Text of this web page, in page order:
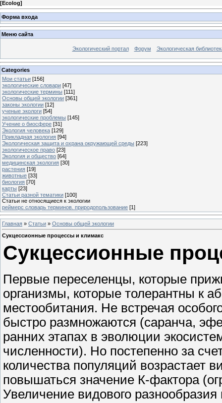
[Ecolog]
Форма входа
Меню сайта
Экологический портал Форум Экологическая
Categories
Мои статьи [156]
экологические словари [47]
экологические термины [111]
Основы общей экологии [361]
законы экологии [12]
ученые экологи [54]
экологические проблемы [145]
Учение о биосфере [31]
Экология человека [129]
Прикладная экология [94]
Экологическая защита и охрана окружающей среды [223]
экологическое право [23]
Экология и общество [64]
медицинская экология [30]
растения [19]
животные [33]
биология [70]
карты [23]
Статьи разной тематики [100]
Статьи не относящиеся к экологии
реймерс словарь терминов. природопользование [1]
Главная » Статьи » Основы общей экологии
Сукцессионные процессы и климакс
Сукцессионные
Первые переселенцы, которые
организмы, которые толерантны к
местообитания. Не встречая
быстро размножаются (саранча,
ранних этапах в эволюции
численности). Но постепенно за
количества популяций возрастает
повышаться значение К-фактора
Увеличение видового